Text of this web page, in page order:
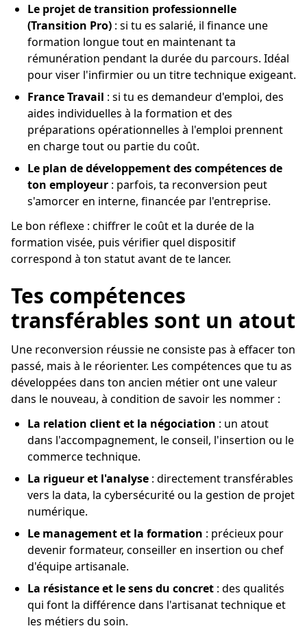
Le projet de transition professionnelle
(Transition Pro) : si tu es salarié, il finance une
formation longue tout en maintenant ta
rémunération pendant la durée du parcours. Idéal
pour viser l'infirmier ou un titre technique exigeant.
France Travail : si tu es demandeur d'emploi, des
aides individuelles à la formation et des
préparations opérationnelles à l'emploi prennent
en charge tout ou partie du coût.
Le plan de développement des compétences de
ton employeur : parfois, ta reconversion peut
s'amorcer en interne, financée par l'entreprise.
Le bon réflexe : chiffrer le coût et la durée de la
formation visée, puis vérifier quel dispositif
correspond à ton statut avant de te lancer.
Tes compétences
transférables sont un atout
Une reconversion réussie ne consiste pas à effacer ton
passé, mais à le réorienter. Les compétences que tu as
développées dans ton ancien métier ont une valeur
dans le nouveau, à condition de savoir les nommer :
La relation client et la négociation : un atout
dans l'accompagnement, le conseil, l'insertion ou le
commerce technique.
La rigueur et l'analyse : directement transférables
vers la data, la cybersécurité ou la gestion de projet
numérique.
Le management et la formation : précieux pour
devenir formateur, conseiller en insertion ou chef
d'équipe artisanale.
La résistance et le sens du concret : des qualités
qui font la différence dans l'artisanat technique et
les métiers du soin.